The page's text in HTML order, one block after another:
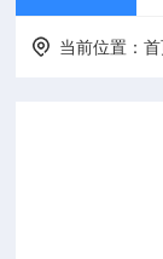
当前位置：